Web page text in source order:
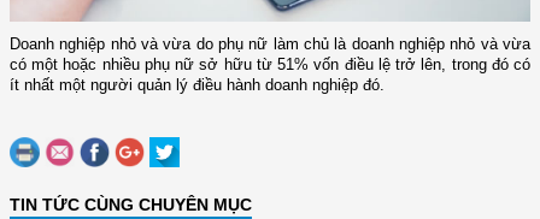
Doanh nghiệp nhỏ và vừa do phụ nữ làm chủ là doanh nghiệp nhỏ và vừa
có một hoặc nhiều phụ nữ sở hữu từ 51% vốn điều lệ trở lên, trong đó có
ít nhất một người quản lý điều hành doanh nghiệp đó.
TIN TỨC CÙNG CHUYÊN MỤC